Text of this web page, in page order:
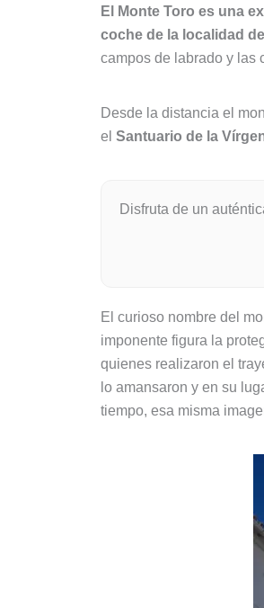
El Monte Toro es una
coche de la localidad
campos de labrado y las
Desde la distancia el
el Santuario de la
Disfruta de un
El curioso nombre del
imponente figura la
quienes realizaron el
lo amansaron y en su
tiempo, esa misma